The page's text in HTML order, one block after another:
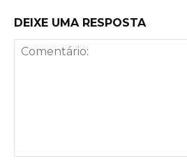
DEIXE UMA RESPOSTA